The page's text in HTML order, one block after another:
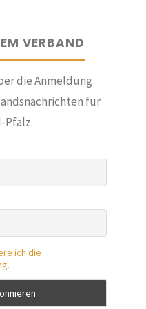
VERBAND
die Anmeldung
für
Pfalz.
ich die